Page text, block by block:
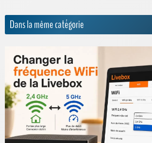
Dans la même catégorie